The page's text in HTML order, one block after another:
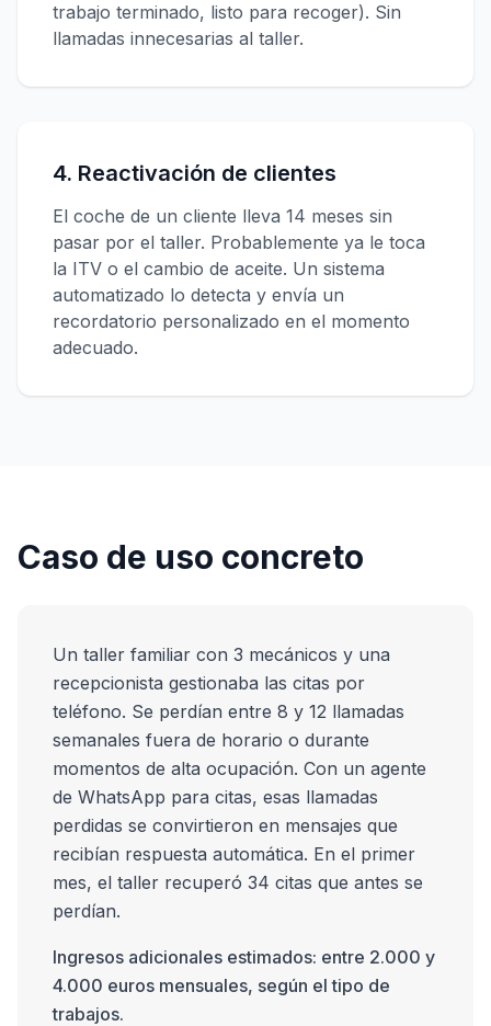
trabajo terminado, listo para recoger). Sin
llamadas innecesarias al taller.
4. Reactivación de clientes
El coche de un cliente lleva 14 meses sin
pasar por el taller. Probablemente ya le toca
la ITV o el cambio de aceite. Un sistema
automatizado lo detecta y envía un
recordatorio personalizado en el momento
adecuado.
Caso de uso concreto
Un taller familiar con 3 mecánicos y una
recepcionista gestionaba las citas por
teléfono. Se perdían entre 8 y 12 llamadas
semanales fuera de horario o durante
momentos de alta ocupación. Con un agente
de WhatsApp para citas, esas llamadas
perdidas se convirtieron en mensajes que
recibían respuesta automática. En el primer
mes, el taller recuperó 34 citas que antes se
perdían.
Ingresos adicionales estimados: entre 2.000 y
4.000 euros mensuales, según el tipo de
trabajos.